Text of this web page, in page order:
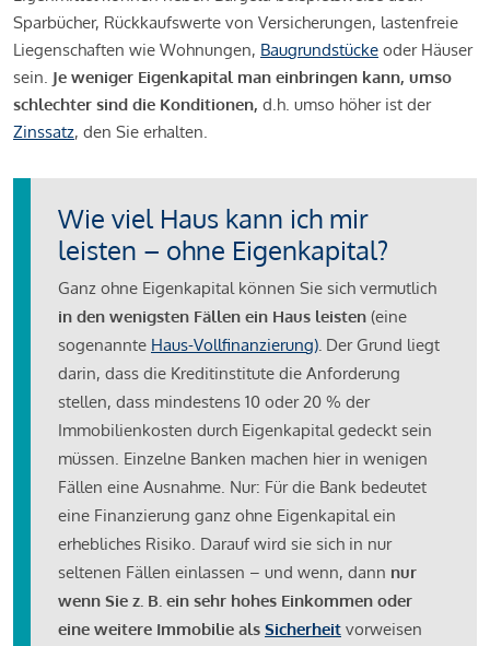
Sparbücher, Rückkaufswerte von Versicherungen, lastenfreie
Liegenschaften wie Wohnungen, Baugrundstücke oder Häuser
sein. Je weniger Eigenkapital man einbringen kann, umso
schlechter sind die Konditionen, d.h. umso höher ist der
Zinssatz, den Sie erhalten.
Wie viel Haus kann ich mir
leisten – ohne Eigenkapital?
Ganz ohne Eigenkapital können Sie sich vermutlich
in den wenigsten Fällen ein Haus leisten (eine
sogenannte Haus-Vollfinanzierung). Der Grund liegt
darin, dass die Kreditinstitute die Anforderung
stellen, dass mindestens 10 oder 20 % der
Immobilienkosten durch Eigenkapital gedeckt sein
müssen. Einzelne Banken machen hier in wenigen
Fällen eine Ausnahme. Nur: Für die Bank bedeutet
eine Finanzierung ganz ohne Eigenkapital ein
erhebliches Risiko. Darauf wird sie sich in nur
seltenen Fällen einlassen – und wenn, dann nur
wenn Sie z. B. ein sehr hohes Einkommen oder
eine weitere Immobilie als Sicherheit vorweisen